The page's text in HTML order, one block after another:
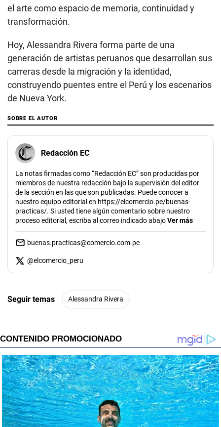
el arte como espacio de memoria, continuidad y
transformación.
Hoy, Alessandra Rivera forma parte de una
generación de artistas peruanos que desarrollan sus
carreras desde la migración y la identidad,
construyendo puentes entre el Perú y los escenarios
de Nueva York.
SOBRE EL AUTOR
Redacción EC
La notas firmadas como “Redacción EC” son producidas por
miembros de nuestra redacción bajo la supervisión del editor
de la sección en las que son publicadas. Puede conocer a
nuestro equipo editorial en https://elcomercio.pe/buenas-
practicas/. Si usted tiene algún comentario sobre nuestro
proceso editorial, escriba al correo indicado abajoVer más
buenas.practicas@comercio.com.pe
@elcomercio_peru
Seguir temas Alessandra Rivera